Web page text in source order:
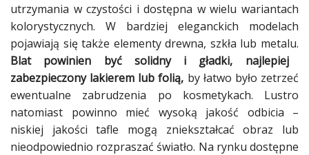
utrzymania w czystości i dostępna w wielu wariantach
kolorystycznych. W bardziej eleganckich modelach
pojawiają się także elementy drewna, szkła lub metalu.
Blat powinien być solidny i gładki, najlepiej
zabezpieczony lakierem lub folią, by łatwo było zetrzeć
ewentualne zabrudzenia po kosmetykach. Lustro
natomiast powinno mieć wysoką jakość odbicia –
niskiej jakości tafle mogą zniekształcać obraz lub
nieodpowiednio rozpraszać światło. Na rynku dostępne